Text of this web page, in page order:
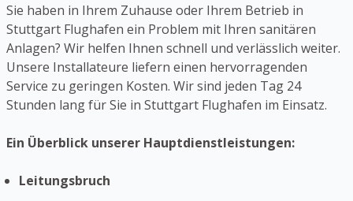
Sie haben in Ihrem Zuhause oder Ihrem Betrieb in
Stuttgart Flughafen ein Problem mit Ihren sanitären
Anlagen? Wir helfen Ihnen schnell und verlässlich weiter.
Unsere Installateure liefern einen hervorragenden
Service zu geringen Kosten. Wir sind jeden Tag 24
Stunden lang für Sie in Stuttgart Flughafen im Einsatz.
Ein Überblick unserer Hauptdienstleistungen:
Leitungsbruch